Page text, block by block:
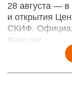
28 августа —
и открытия
СКИФ.
пока нет.